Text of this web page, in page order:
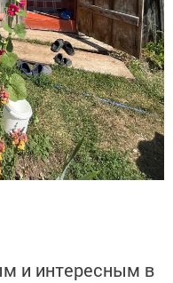
и интересным в